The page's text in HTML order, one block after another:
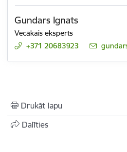
Gundars Ignats
Vecākais eksperts
+371 20683923
E-pasts:
Drukāt lapu
Dalīties